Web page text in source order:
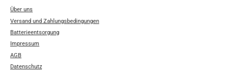
Über uns
Versand und Zahlungsbedingungen
Batterieentsorgung
Impressum
AGB
Datenschutz